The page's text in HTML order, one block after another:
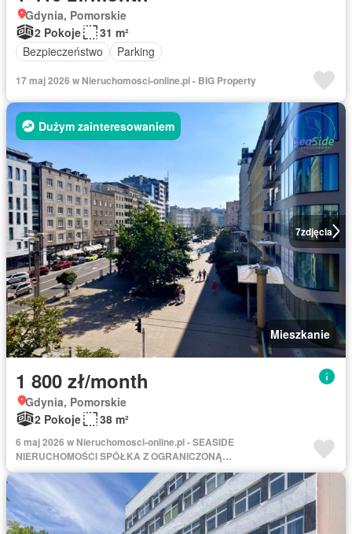
Gdynia, Pomorskie
2 Pokoje
31 m²
Bezpieczeństwo
Parking
17 maj 2026 w Nieruchomosci-online.pl - BIG Property
7zdjęcia
Dużym zainteresowaniem
Mieszkanie
1 800 zł/month
Gdynia, Pomorskie
2 Pokoje
38 m²
6 maj 2026 w Nieruchomosci-online.pl - SEASIDE
NIERUCHOMOŚCI SPÓŁKA Z OGRANICZONĄ
ODPOWIEDZIALNOŚCIĄ